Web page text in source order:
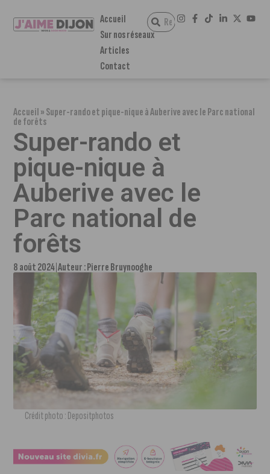
Accueil
Sur nos réseaux
Articles
Contact
Accueil»Super-rando et pique-nique à Auberive avec le Parc national
de forêts
Super-rando et
pique-nique à
Auberive avec le
Parc national de
forêts
8 août 2024 Auteur :Pierre Bruynooghe
Crédit photo : Depositphotos